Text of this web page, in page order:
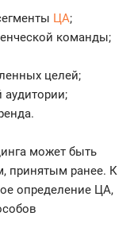
ЦА;
команды;
целей;
аудитории;
может быть
принятым ранее. К
определение ЦА,